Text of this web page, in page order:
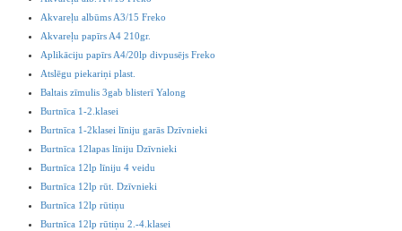
Akvareļu albūms A3/15 Freko
Akvareļu papīrs A4 210gr.
Aplikāciju papīrs A4/20lp divpusējs Freko
Atslēgu piekariņi plast.
Baltais zīmulis 3gab blisterī Yalong
Burtnīca 1-2.klasei
Burtnīca 1-2klasei līniju garās Dzīvnieki
Burtnīca 12lapas līniju Dzīvnieki
Burtnīca 12lp līniju 4 veidu
Burtnīca 12lp rūt. Dzīvnieki
Burtnīca 12lp rūtiņu
Burtnīca 12lp rūtiņu 2.-4.klasei